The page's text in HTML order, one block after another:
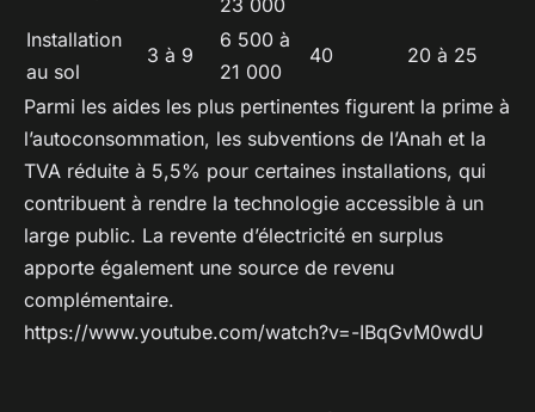
Installation
au sol
3 à 9
6 500 à
21 000
40 20 à 25
Parmi les aides les plus pertinentes figurent la prime à
l’autoconsommation, les subventions de l’Anah et la
TVA réduite à 5,5% pour certaines installations, qui
contribuent à rendre la technologie accessible à un
large public. La revente d’électricité en surplus
apporte également une source de revenu
complémentaire.
https://www.youtube.com/watch?v=-IBqGvM0wdU